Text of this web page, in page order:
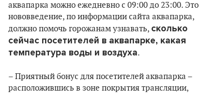
аквапарка можно ежедневно с 09:00 до 23:00. Это
нововведение, по информации сайта аквапарка,
должно помочь горожанам узнавать, сколько
сейчас посетителей в аквапарке, какая
температура воды и воздуха.
– Приятный бонус для посетителей аквапарка –
расположившись в зоне покрытия трансляции,